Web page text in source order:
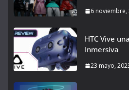
6 noviembre,
HTC Vive
Inmersiva
23 mayo,